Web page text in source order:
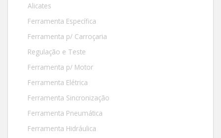
Alicates
Ferramenta Específica
Ferramenta p/ Carroçaria
Regulação e Teste
Ferramenta p/ Motor
Ferramenta Elétrica
Ferramenta Sincronização
Ferramenta Pneumática
Ferramenta Hidráulica